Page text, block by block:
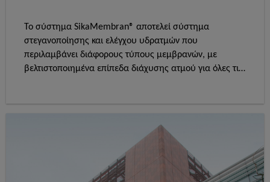
Το σύστημα SikaMembran® αποτελεί σύστημα
στεγανοποίησης και ελέγχου υδρατμών που
περιλαμβάνει διάφορους τύπους μεμβρανών, με
βελτιστοποιημένα επίπεδα διάχυσης ατμού για όλες τις